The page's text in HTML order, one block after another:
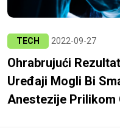
TECH 2022-09-27
Ohrabrujući
Uređaji Mogli Bi
Anestezije Prilikom